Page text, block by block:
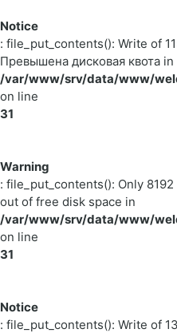
Notice
: file_put_contents(): Write of
Превышена дисковая квота in
/var/www/srv/data/www/
on line
31
Warning
: file_put_contents(): Only
out of free disk space in
/var/www/srv/data/www/
on line
31
Notice
: file_put_contents(): Write of